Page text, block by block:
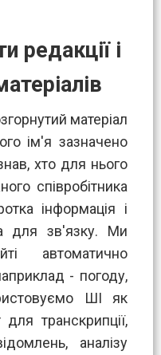
редакції і
матеріал
ім'я зазначено
хто для нього
співробітника
інформація і
для зв'язку. Ми
автоматично
- погоду,
ШІ як
транскрипції,
аналізу